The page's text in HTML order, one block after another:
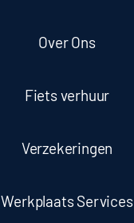
Over Ons
Fiets verhuur
Verzekeringen
Werkplaats Services